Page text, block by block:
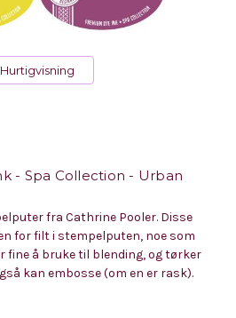
Hurtigvisning
- Spa Collection - Urban
fra Cathrine Pooler. Disse
for filt i stempelputen, noe som
fine å bruke til blending, og tørker
kan embosse (om en er rask).